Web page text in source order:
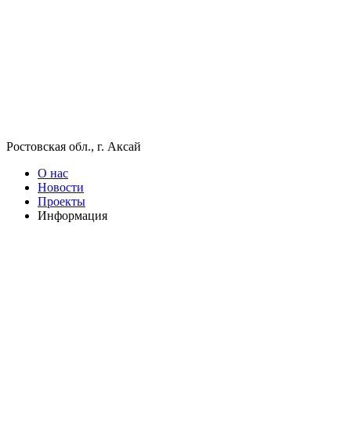
Ростовская обл., г. Аксай
О нас
Новости
Проекты
Информация